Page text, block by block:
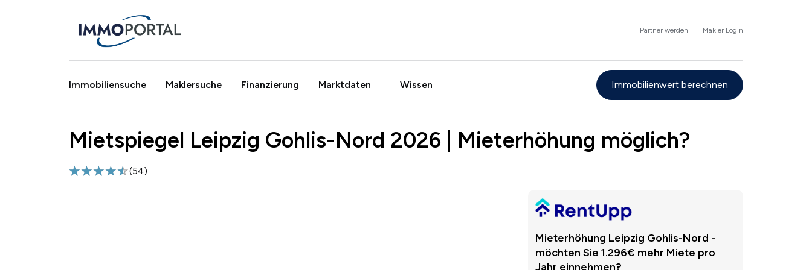
Partner werden Makler Login
Immobiliensuche Maklersuche Finanzierung Marktdaten Wissen Immobilienwert berechnen
Breadcrumb
Mietspiegel Leipzig Gohlis-Nord 2026 | Mieterhöhung möglich?
(54)
Mieterhöhung Leipzig Gohlis-Nord -
möchten Sie 1.296€ mehr Miete pro
Jahr einnehmen?